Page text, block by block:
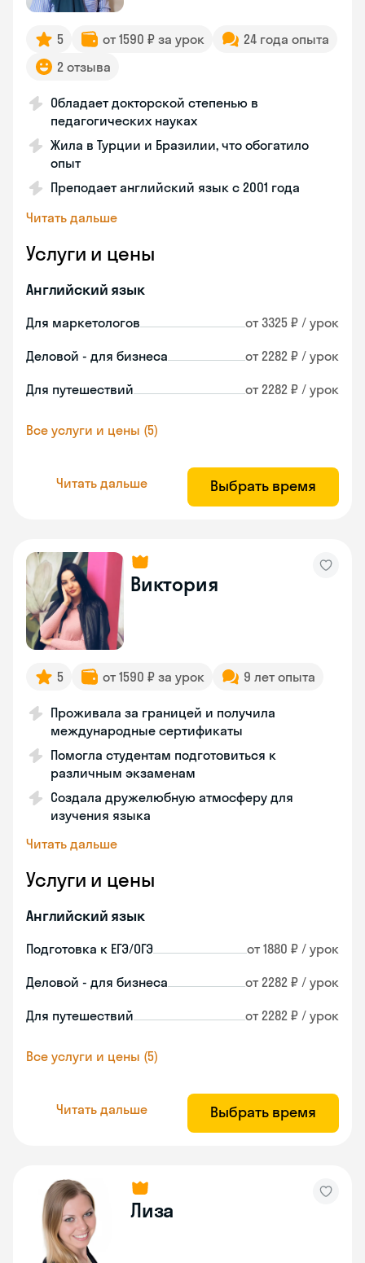
5 от 1590 ₽ за урок
24 года опыта
2 отзыва
Обладает докторской степенью в
педагогических науках
Жила в Турции и Бразилии, что обогатило
опыт
Преподает английский язык с 2001 года
Читать дальше
Услуги и цены
Английский язык
Для маркетологов от 3325 ₽ / урок
Деловой - для бизнеса от 2282 ₽ / урок
Для путешествий от 2282 ₽ / урок
Все услуги и цены (5)
Читать дальше Выбрать время
Виктория
5 от 1590 ₽ за урок 9 лет опыта
Проживала за границей и получила
международные сертификаты
Помогла студентам подготовиться к
различным экзаменам
Создала дружелюбную атмосферу для
изучения языка
Читать дальше
Услуги и цены
Английский язык
Подготовка к ЕГЭ/ОГЭ от 1880 ₽ / урок
Деловой - для бизнеса от 2282 ₽ / урок
Для путешествий от 2282 ₽ / урок
Все услуги и цены (5)
Читать дальше Выбрать время
Лиза